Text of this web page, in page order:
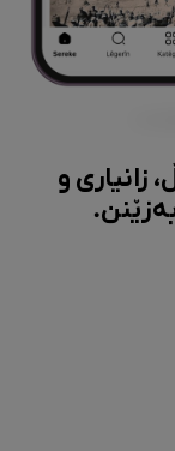
زانیاری و